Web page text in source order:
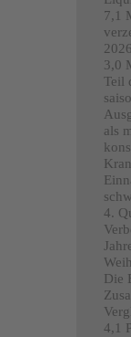
7,1
3,0
Teil
als
4.
Die
4,1